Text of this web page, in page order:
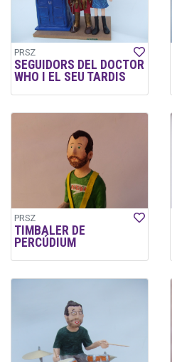
PRSZ
SEGUIDORS DEL DOCTOR
WHO I EL SEU TARDIS
PRSZ
TIMBALER DE
PERCÚDIUM